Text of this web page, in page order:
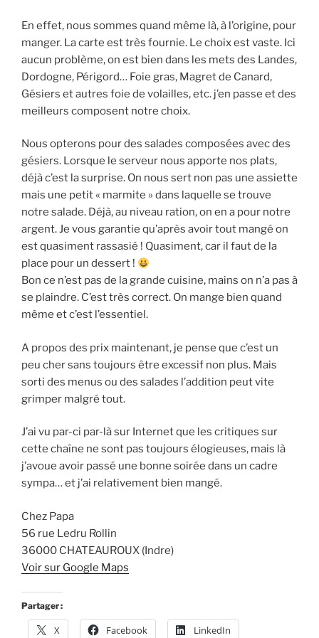
En effet, nous sommes quand même là, à l’origine, pour
manger. La carte est très fournie. Le choix est vaste. Ici
aucun problème, on est bien dans les mets des Landes,
Dordogne, Périgord… Foie gras, Magret de Canard,
Gésiers et autres foie de volailles, etc. j’en passe et des
meilleurs composent notre choix.
Nous opterons pour des salades composées avec des
gésiers. Lorsque le serveur nous apporte nos plats,
déjà c’est la surprise. On nous sert non pas une assiette
mais une petit « marmite » dans laquelle se trouve
notre salade. Déjà, au niveau ration, on en a pour notre
argent. Je vous garantie qu’après avoir tout mangé on
est quasiment rassasié ! Quasiment, car il faut de la
place pour un dessert !
Bon ce n’est pas de la grande cuisine, mains on n’a pas à
se plaindre. C’est très correct. On mange bien quand
même et c’est l’essentiel.
A propos des prix maintenant, je pense que c’est un
peu cher sans toujours être excessif non plus. Mais
sorti des menus ou des salades l’addition peut vite
grimper malgré tout.
J’ai vu par-ci par-là sur Internet que les critiques sur
cette chaîne ne sont pas toujours élogieuses, mais là
j’avoue avoir passé une bonne soirée dans un cadre
sympa… et j’ai relativement bien mangé.
Chez Papa
56 rue Ledru Rollin
36000 CHATEAUROUX (Indre)
Voir sur Google Maps
Partager :
X Facebook LinkedIn